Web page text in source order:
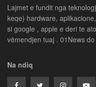
Lajmet e fundit nga
keqe) hardware,
si google , apple e deri te
vëmendjen tuaj . 01News
Na ndiq